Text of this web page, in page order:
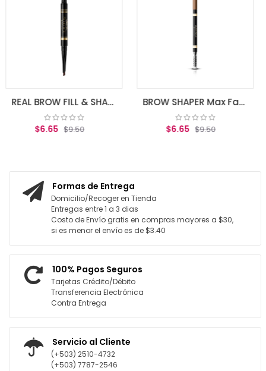
REAL BROW FILL & SHAPE DEEP MAX FACTOR - BROWN 04 BROW SHAPER Max Factor - BROWN 20
Formas de Entrega
Domicilio/Recoger en Tienda
Entregas entre 1 a 3 dias
Costo de Envío gratis en compras mayores a $30,
si es menor el envío es de $3.40
100% Pagos Seguros
Tarjetas Crédito/Débito
Transferencia Electrónica
Contra Entrega
Servicio al Cliente
(+503) 2510-4732
(+503) 7787-2546